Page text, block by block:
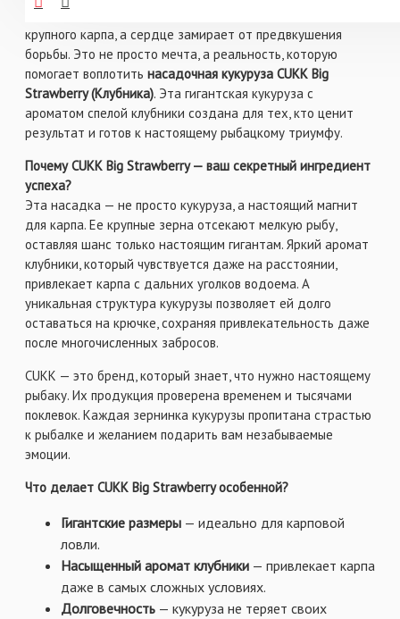
Представьте, как ваша удочка резко сгибается под весом
крупного карпа, а сердце замирает от предвкушения
борьбы. Это не просто мечта, а реальность, которую
помогает воплотить насадочная кукуруза CUKK Big
Strawberry (Клубника). Эта гигантская кукуруза с
ароматом спелой клубники создана для тех, кто ценит
результат и готов к настоящему рыбацкому триумфу.
Почему CUKK Big Strawberry — ваш секретный ингредиент
успеха?
Эта насадка — не просто кукуруза, а настоящий магнит
для карпа. Ее крупные зерна отсекают мелкую рыбу,
оставляя шанс только настоящим гигантам. Яркий аромат
клубники, который чувствуется даже на расстоянии,
привлекает карпа с дальних уголков водоема. А
уникальная структура кукурузы позволяет ей долго
оставаться на крючке, сохраняя привлекательность даже
после многочисленных забросов.
CUKK — это бренд, который знает, что нужно настоящему
рыбаку. Их продукция проверена временем и тысячами
поклевок. Каждая зернинка кукурузы пропитана страстью
к рыбалке и желанием подарить вам незабываемые
эмоции.
Что делает CUKK Big Strawberry особенной?
Гигантские размеры — идеально для карповой
ловли.
Насыщенный аромат клубники — привлекает карпа
даже в самых сложных условиях.
Долговечность — кукуруза не теряет своих